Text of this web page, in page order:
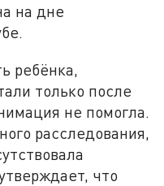
на дне
ребёнка,
только после
не помогла.
расследования,
что